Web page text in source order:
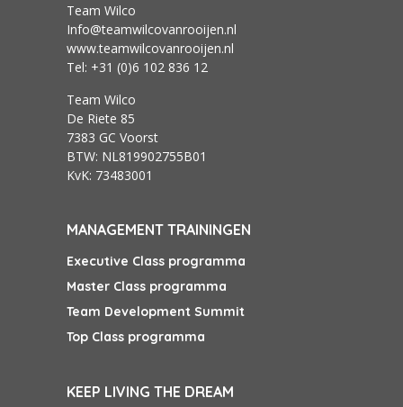
Team Wilco
Info@teamwilcovanrooijen.nl
www.teamwilcovanrooijen.nl
Tel: +31 (0)6 102 836 12
Team Wilco
De Riete 85
7383 GC Voorst
BTW: NL819902755B01
KvK: 73483001
MANAGEMENT TRAININGEN
Executive Class programma
Master Class programma
Team Development Summit
Top Class programma
KEEP LIVING THE DREAM